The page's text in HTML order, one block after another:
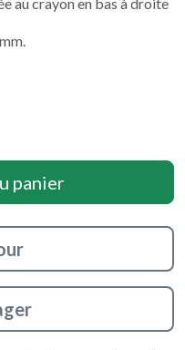
panier